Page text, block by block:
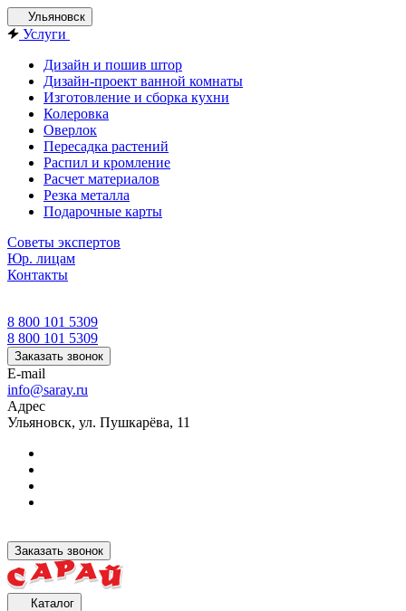
Ульяновск
Услуги
Дизайн и пошив штор
Дизайн-проект ванной комнаты
Изготовление и сборка кухни
Колеровка
Оверлок
Пересадка растений
Распил и кромление
Расчет материалов
Резка металла
Подарочные карты
Советы экспертов
Юр. лицам
Контакты
8 800 101 5309
8 800 101 5309
Заказать звонок
E-mail
info@saray.ru
Адрес
Ульяновск, ул. Пушкарёва, 11
Заказать звонок
Каталог